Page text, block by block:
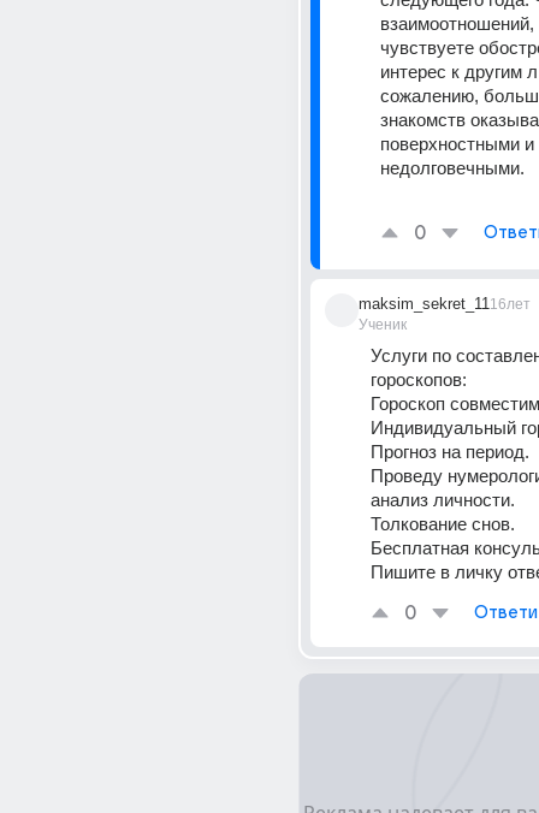
чувствуете
интерес к другим
сожалению,
знакомств
поверхностными и
недолговечными.
0
maksim_sekret_11
Ученик
16лет
Услуги по
гороскопов:
Гороскоп
Индивидуальный
Прогноз на период.
Проведу
анализ личности.
Толкование снов.
Бесплатная
Пишите в личку
0